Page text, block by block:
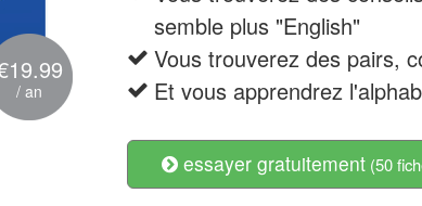
/ an
semble plus "English"
Vous trouverez des pairs,
Et vous apprendrez
essayer gratuitement(50